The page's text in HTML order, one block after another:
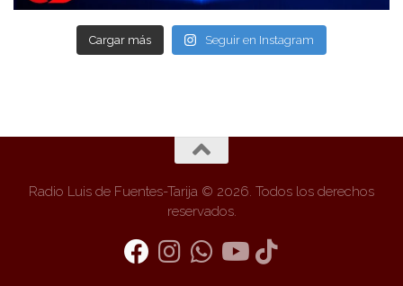
Cargar más Seguir en Instagram
Radio Luis de Fuentes-Tarija © 2026. Todos los derechos
reservados.